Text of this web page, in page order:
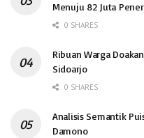
Menuju 82 Juta
0 SHARES
Ribuan Warga
Sidoarjo
0 SHARES
Analisis Semantik
Damono